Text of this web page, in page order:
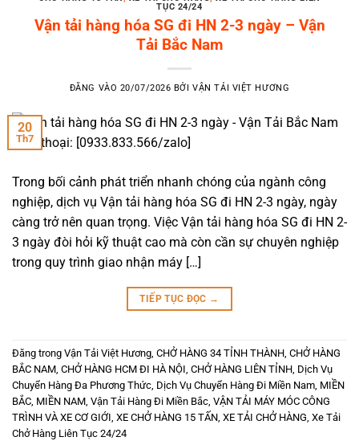
TỤC 24/24
Vận tải hàng hóa SG đi HN 2-3 ngày – Vận
Tải Bắc Nam
ĐĂNG VÀO 20/07/2026 BỞIVẬN TẢI VIỆT HƯƠNG
20
Th7
Trong bối cảnh phát triển nhanh chóng của ngành công
nghiệp, dịch vụ Vận tải hàng hóa SG đi HN 2-3 ngày, ngày
càng trở nên quan trọng. Việc Vận tải hàng hóa SG đi HN 2-
3 ngày đòi hỏi kỹ thuật cao mà còn cần sự chuyên nghiệp
trong quy trình giao nhận máy […]
TIẾP TỤC ĐỌC →
Đăng trong Vận Tải Việt Hương, CHỞ HÀNG 34 TỈNH THÀNH, CHỞ HÀNG
BẮC NAM, CHỞ HÀNG HCM ĐI HÀ NỘI, CHỞ HÀNG LIÊN TỈNH, Dịch Vụ
Chuyển Hàng Đa Phương Thức, Dịch Vụ Chuyển Hàng Đi Miền Nam, MIỀN
BẮC, MIỀN NAM, Vận Tải Hàng Đi Miền Bắc, VẬN TẢI MÁY MÓC CÔNG
TRÌNH VÀ XE CƠ GIỚI, XE CHỞ HÀNG 15 TẤN, XE TẢI CHỞ HÀNG, Xe Tải
Chở Hàng Liên Tục 24/24